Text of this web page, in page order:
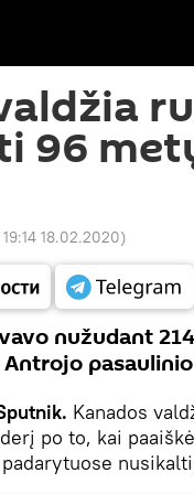
96
19:14 18.02.2020)
nužudant
Kanados
po to, kai